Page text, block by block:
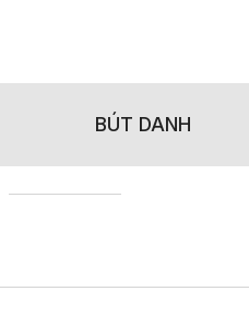
BÚT DANH